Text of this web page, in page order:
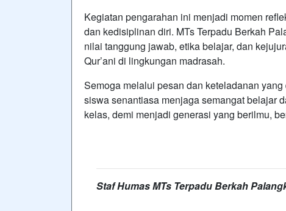
Kegiatan pengarahan ini menjadi momen
dan kedisiplinan diri. MTs Terpadu Berkah
nilai tanggung jawab, etika belajar, dan
Qur’ani di lingkungan madrasah.
Semoga melalui pesan dan keteladanan
siswa senantiasa menjaga semangat belajar
kelas, demi menjadi generasi yang berilmu,
Staf Humas MTs Terpadu Berkah